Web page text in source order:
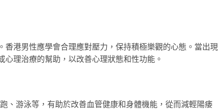
港男性應學會合理應對壓力，保持積極樂觀的心態。當出現
理治療的幫助，以改善心理狀態和性功能。
、游泳等，有助於改善血管健康和身體機能，從而減輕陽痿